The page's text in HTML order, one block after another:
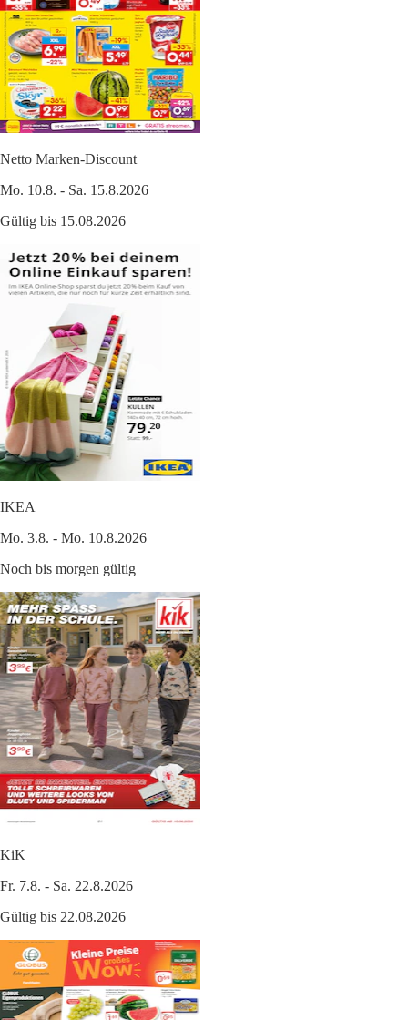
Netto Marken-Discount
Mo. 10.8. - Sa. 15.8.2026
Gültig bis 15.08.2026
IKEA
Mo. 3.8. - Mo. 10.8.2026
Noch bis morgen gültig
KiK
Fr. 7.8. - Sa. 22.8.2026
Gültig bis 22.08.2026